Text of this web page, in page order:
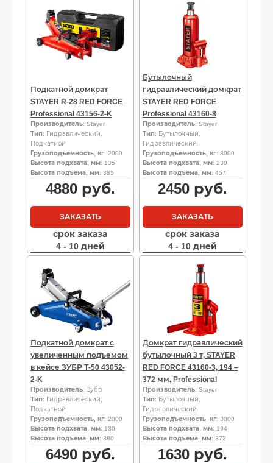
Подкатной домкрат
STAYER R-28 RED FORCE
Professional 43156-2-K
Производитель: Stayer
Тип: Гидравлический,
Подкатной
Грузоподъемность, кг: 2000
Высота подхвата, мм: 135
Высота подъема, мм: 385
4880руб.
ЗАКАЗАТЬ
срок заказа
4 - 10 дней
Бутылочный
гидравлический домкрат
STAYER RED FORCE
Professional 43160-8
Производитель: Stayer
Тип: Бутылочный,
Гидравлический
Грузоподъемность, кг: 8000
Высота подхвата, мм: 230
Высота подъема, мм: 457
2450руб.
ЗАКАЗАТЬ
срок заказа
4 - 10 дней
Подкатной домкрат с
увеличенным подъемом
в кейсе ЗУБР Т-50 43052-
2-K
Производитель: Зубр
Тип: Гидравлический,
Подкатной
Грузоподъемность, кг: 2000
Высота подхвата, мм: 130
Высота подъема, мм: 380
6490руб.
Домкрат гидравлический
бутылочный 3 т, STAYER
RED FORCE 43160-3, 194 –
372 мм, Professional
Производитель: Stayer
Тип: Бутылочный,
Гидравлический
Грузоподъемность, кг: 3000
Высота подхвата, мм: 194
Высота подъема, мм: 372
1630руб.